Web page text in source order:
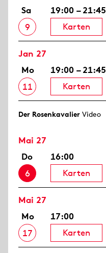
Sa
9
19:00 – 21:45
Karten
Jan 27
Mo
11
19:00 – 21:45
Karten
Der Rosen­kavalier Video
Mai 27
Do
6
16:00
Karten
Mai 27
Mo
17
17:00
Karten